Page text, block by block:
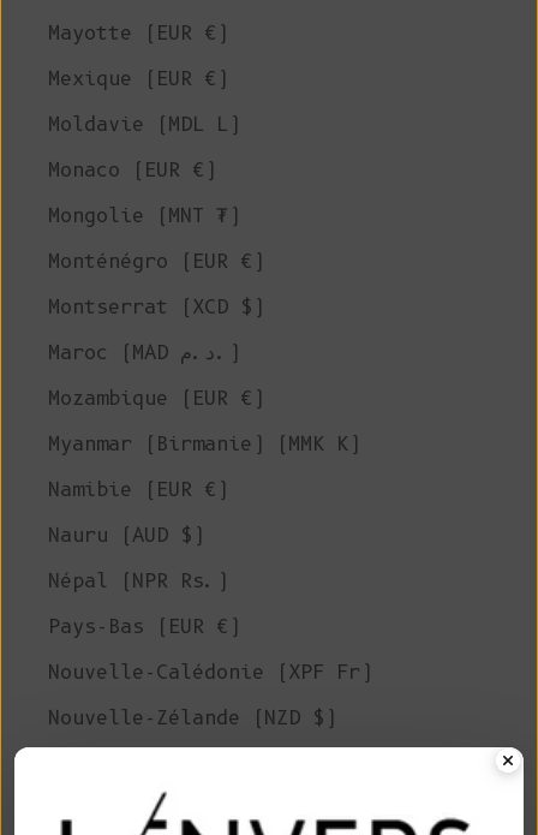
Mayotte (EUR €)
Mexique (EUR €)
Moldavie (MDL L)
Monaco (EUR €)
Mongolie (MNT ₮)
Monténégro (EUR €)
Montserrat (XCD $)
Maroc (MAD د.م.)
Mozambique (EUR €)
Myanmar (Birmanie) (MMK K)
Namibie (EUR €)
Nauru (AUD $)
Népal (NPR Rs.)
Pays-Bas (EUR €)
Nouvelle-Calédonie (XPF Fr)
Nouvelle-Zélande (NZD $)
Niger (XOF Fr)